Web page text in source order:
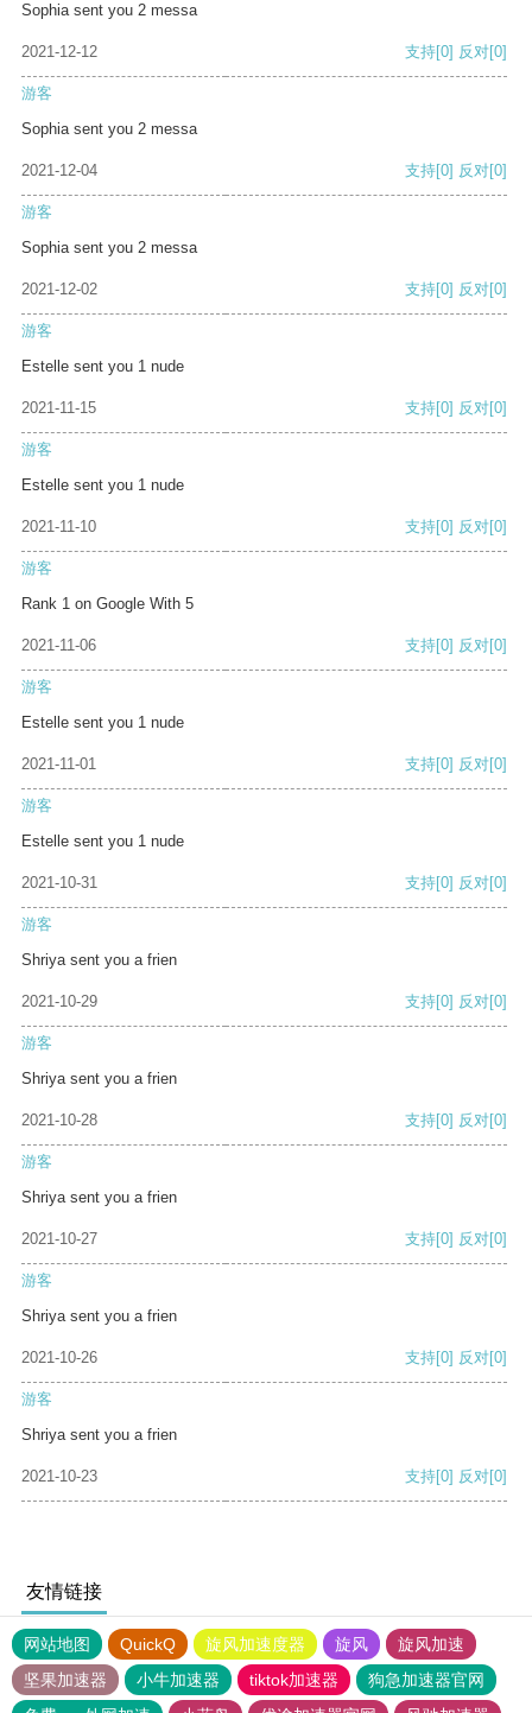
Sophia sent you 2 messa
2021-12-12 支持[0] 反对[0]
游客
Sophia sent you 2 messa
2021-12-04 支持[0] 反对[0]
游客
Sophia sent you 2 messa
2021-12-02 支持[0] 反对[0]
游客
Estelle sent you 1 nude
2021-11-15 支持[0] 反对[0]
游客
Estelle sent you 1 nude
2021-11-10 支持[0] 反对[0]
游客
Rank 1 on Google With 5
2021-11-06 支持[0] 反对[0]
游客
Estelle sent you 1 nude
2021-11-01 支持[0] 反对[0]
游客
Estelle sent you 1 nude
2021-10-31 支持[0] 反对[0]
游客
Shriya sent you a frien
2021-10-29 支持[0] 反对[0]
游客
Shriya sent you a frien
2021-10-28 支持[0] 反对[0]
游客
Shriya sent you a frien
2021-10-27 支持[0] 反对[0]
游客
Shriya sent you a frien
2021-10-26 支持[0] 反对[0]
游客
Shriya sent you a frien
2021-10-23 支持[0] 反对[0]
友情链接
网站地图 QuickQ 旋风加速度器 旋风
旋风加速
坚果加速器
小牛加速器 tiktok加速器
狗急加速器官网